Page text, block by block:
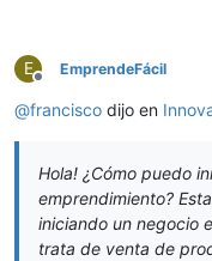
E
Desconectado
EmprendeFácil
@francisco dijo en
Hola! ¿Cómo puedo
emprendimiento?
iniciando un negocio
trata de venta de